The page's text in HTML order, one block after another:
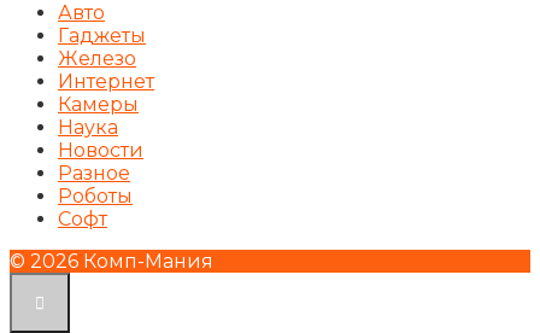
Авто
Гаджеты
Железо
Интернет
Камеры
Наука
Новости
Разное
Роботы
Софт
© 2026 Комп-Мания